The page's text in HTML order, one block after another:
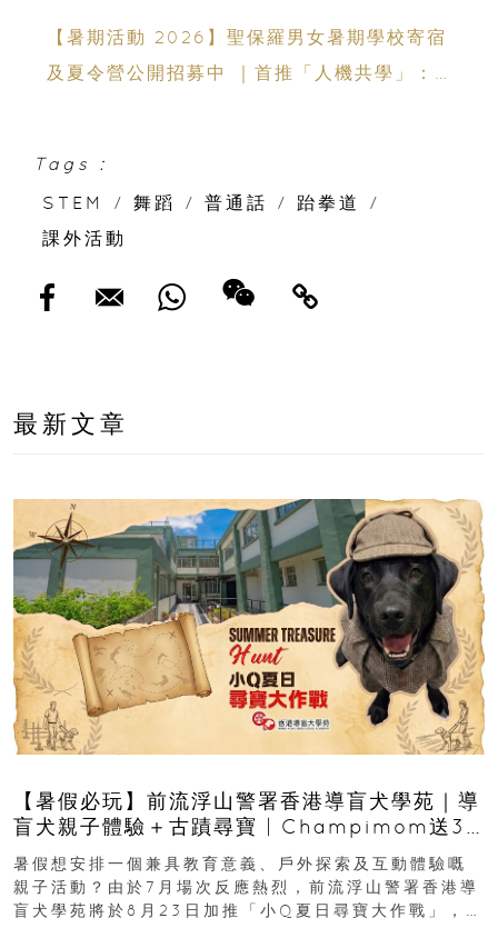
【暑期活動 2026】聖保羅男女暑期學校寄宿
及夏令營公開招募中 ｜首推「人機共學」：
Tags :
STEM
/ 舞蹈 / 普通話 / 跆拳道
/
課外活動
最新文章
【暑假必玩】前流浮山警署香港導盲犬學苑｜導
盲犬親子體驗＋古蹟尋寶 | Champimom送3
組免費名額
暑假想安排一個兼具教育意義、戶外探索及互動體驗嘅
親子活動？由於7月場次反應熱烈，前流浮山警署香港導
盲犬學苑將於8月23日加推「小Q夏日尋寶大作戰」，家